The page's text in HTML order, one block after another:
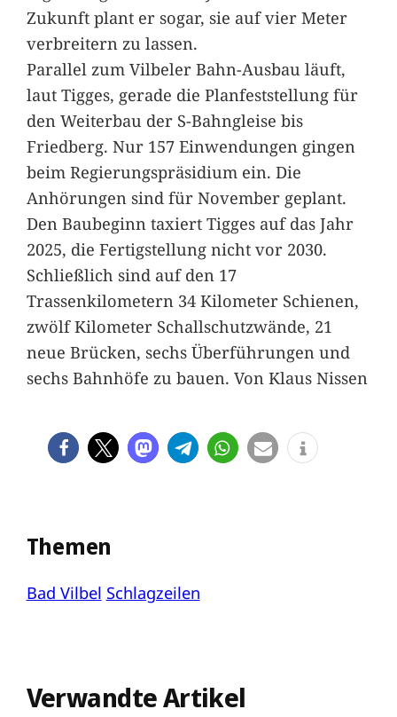
Zukunft plant er sogar, sie auf vier Meter
verbreitern zu lassen.
Parallel zum Vilbeler Bahn-Ausbau läuft,
laut Tigges, gerade die Planfeststellung für
den Weiterbau der S-Bahngleise bis
Friedberg. Nur 157 Einwendungen gingen
beim Regierungspräsidium ein. Die
Anhörungen sind für November geplant.
Den Baubeginn taxiert Tigges auf das Jahr
2025, die Fertigstellung nicht vor 2030.
Schließlich sind auf den 17
Trassenkilometern 34 Kilometer Schienen,
zwölf Kilometer Schallschutzwände, 21
neue Brücken, sechs Überführungen und
sechs Bahnhöfe zu bauen. Von Klaus Nissen
Themen
Bad Vilbel Schlagzeilen
Verwandte Artikel